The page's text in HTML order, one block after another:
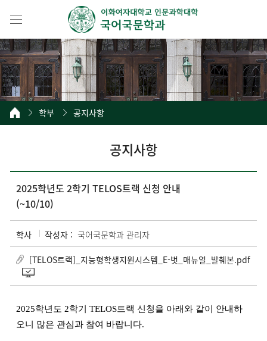
학부 공지사항
공지사항
2025학년도 2학기 TELOS트랙 신청 안내
(~10/10)
학사 작성자 : 국어국문학과 관리자
[TELOS트랙]_지능형학생지원시스템_E-벗_매뉴얼_발췌본.pdf
2025학년도 2학기 TELOS트랙 신청을 아래와 같이 안내하
오니 많은 관심과 참여 바랍니다.